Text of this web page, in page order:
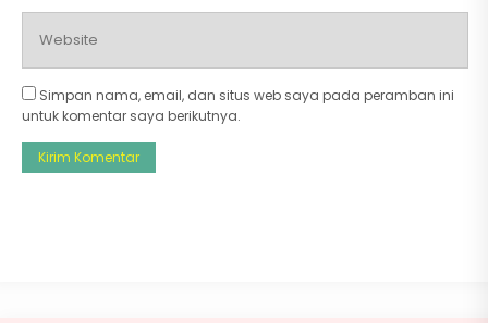
Simpan nama, email, dan situs web saya pada peramban ini
untuk komentar saya berikutnya.